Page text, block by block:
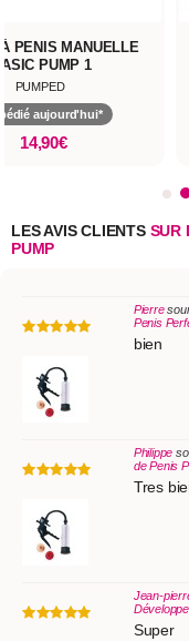
PENIS MANUELLE
PUMP 1
PUMPED
aujourd'hui*
14,90€
LES AVIS CLIENTSSUR
PUMP
Pierre
Penis
bien
Philippe
de Penis
Tres
Jean-
Super